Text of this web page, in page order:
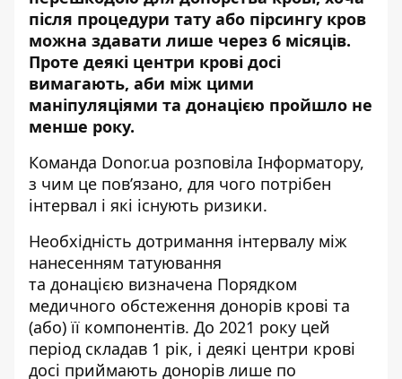
після процедури тату або пірсингу кров
можна здавати лише через 6 місяців.
Проте деякі центри крові досі
вимагають, аби між цими
маніпуляціями та донацією пройшло не
менше року.
Команда Donor.ua розповіла Інформатору,
з чим це пов’язано, для чого потрібен
інтервал і які існують ризики.
Необхідність дотримання інтервалу між
нанесенням татуювання
та донацією визначена Порядком
медичного обстеження донорів крові та
(або) її компонентів. До 2021 року цей
період складав 1 рік, і деякі центри крові
досі приймають донорів лише по